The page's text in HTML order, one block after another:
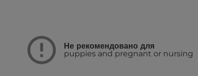
Не рекомендовано для
puppies and pregnant or nursing